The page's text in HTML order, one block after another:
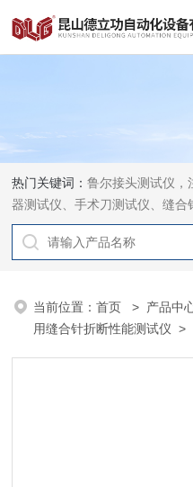
热门关键词：鲁尔接头测试仪，
器测试仪、手术刀测试仪、缝
钳测试仪、导引管导丝测试仪
当前位置：首页 > 产品中
用缝合针折断性能测试仪 >